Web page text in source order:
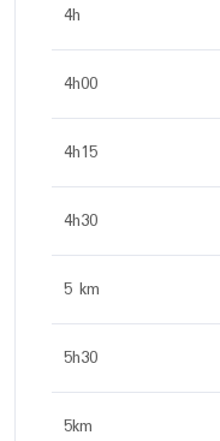
4h
4h00
4h15
4h30
5 km
5h30
5km